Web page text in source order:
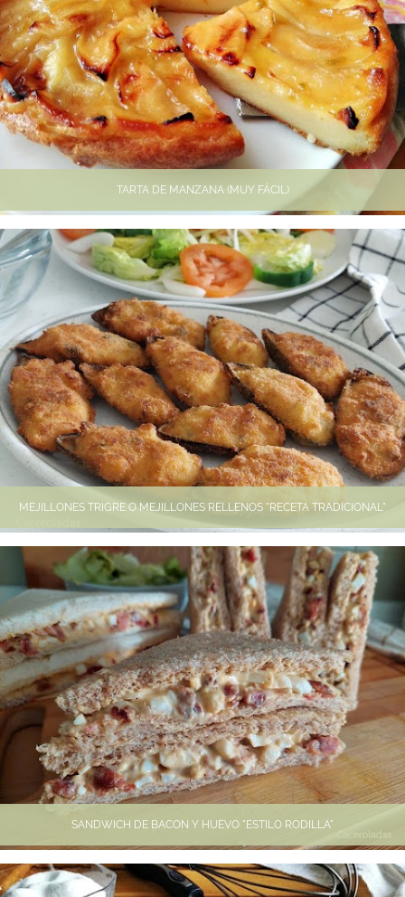
TARTA DE MANZANA (MUY FÁCIL)
MEJILLONES TRIGRE O MEJILLONES RELLENOS "RECETA TRADICIONAL"
SANDWICH DE BACON Y HUEVO "ESTILO RODILLA"